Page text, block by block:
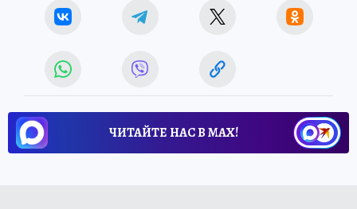
ЧИТАЙТЕ НАС В МАХ!